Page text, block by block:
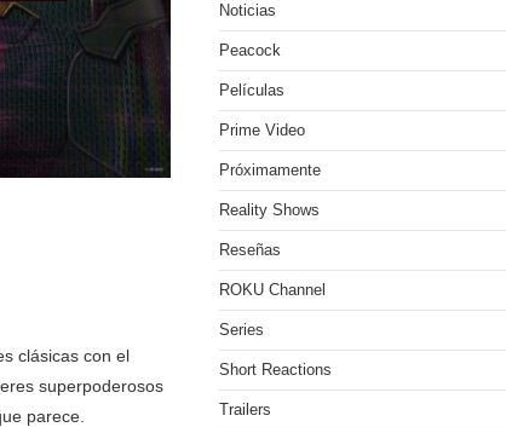
clásicas con el
superpoderosos
parece.
Noticias
Peacock
Películas
Prime Video
Próximamente
Reality Shows
Reseñas
ROKU Channel
Series
Short Reactions
Trailers